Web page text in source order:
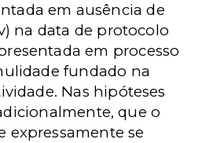
em ausência de
na data de protocolo
em processo
fundado na
Nas hipóteses
que o
expressamente se